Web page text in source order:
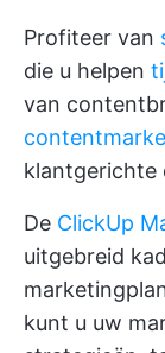
Profiteer van
die u helpen
van
klantgerichte
De ClickUp
uitgebreid
kunt u uw